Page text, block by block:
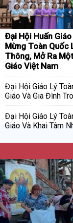
Đại Hội Huấn
Mừng Toàn Quốc
Thông, Mở Ra
Giáo Việt Nam
Đại Hội Giáo Lý
Giáo Và Gia Đình
Đại Hội Giáo Lý
Giáo Và Khai Tâm